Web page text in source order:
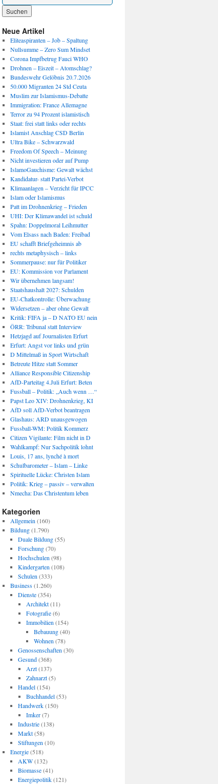
Neue Artikel
Eliteaspiranten – Job – Spaltung
Nullsumme – Zero Sum Mindset
Corona Impfbetrug Fauci WHO
Drohnen – Eiszeit – Atomschlag?
Bundeswehr Gelöbnis 20.7.2026
50.000 Migranten 24 Std Ceuta
Muslim zur Islamismus-Debatte
Immigration: France Allemagne
Terror zu 94 Prozent islamistisch
Staat: frei statt links oder rechts
Islamist Anschlag CSD Berlin
Ultra Bike – Schwarzwald
Freedom Of Speech – Meinung
Nicht investieren oder auf Pump
IslamoGauchisme: Gewalt wächst
Kandidatur- statt Partei-Verbot
Klimaanlagen – Verzicht für IPCC
Islam oder Islamismus
Patt im Drohnenkrieg – Frieden
UHI: Der Klimawandel ist schuld
Spahn: Doppelmoral Leihmutter
Vom Elsass nach Baden: Freibad
EU schafft Briefgeheimnis ab
rechts metaphysisch – links
Sommerpause: nur für Politiker
EU: Kommission vor Parlament
Wir übernehmen langsam!
Staatshaushalt 2027: Schulden
EU-Chatkontrolle: Überwachung
Widersetzen – aber ohne Gewalt
Kritik: FIFA ja – D NATO EU nein
ÖRR: Tribunal statt Interview
Hetzjagd auf Journalisten Erfurt
Erfurt: Angst vor links und grün
D Mittelmaß in Sport Wirtschaft
Betreute Hitze statt Sommer
Alliance Responsible Citizenship
AfD-Parteitag 4.Juli Erfurt: Beten
Fussball – Politik: „Auch wenn …“
Papst Leo XIV: Drohnenkrieg, KI
AfD soll AfD-Verbot beantragen
Glashaus: ARD unausgewogen
Fussball-WM: Politik Kommerz
Citizen Vigilante: Film nicht in D
Wahlkampf: Nur Sachpolitik lohnt
Louis, 17 ans, lynché à mort
Schulbarometer – Islam – Linke
Spirituelle Lücke: Christen Islam
Politik: Krieg – passiv – verwalten
Nmecha: Das Christentum leben
Kategorien
Allgemein (160)
Bildung(1.790)
Duale Bildung(55)
Forschung(70)
Hochschulen (98)
Kindergarten (108)
Schulen (333)
Business(1.260)
Dienste(354)
Architekt(11)
Fotografie(6)
Immobilien (154)
Bebauung(40)
Wohnen (78)
Genossenschaften (30)
Gesund(368)
Arzt(137)
Zahnarzt(5)
Handel(154)
Buchhandel(53)
Handwerk(150)
Imker(7)
Industrie(138)
Markt(58)
Stiftungen (10)
Energie(518)
AKW(132)
Biomasse(41)
Energiepolitik(121)